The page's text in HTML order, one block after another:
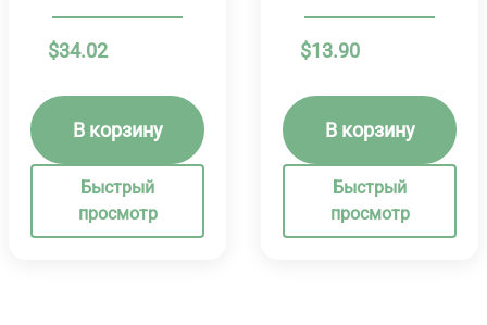
$34.02
В корзину
Быстрый
просмотр
$13.90
В корзину
Быстрый
просмотр